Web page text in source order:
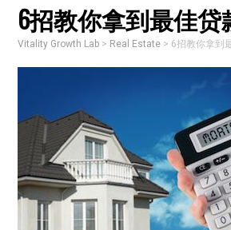
6招教你拿到最佳贷
Vitality Growth Lab > Real Estate > 6招教你拿到